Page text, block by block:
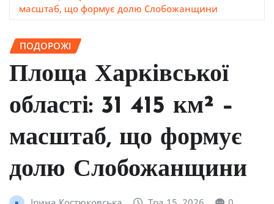
масштаб, що формує долю Слобожанщини
ПОДОРОЖІ
Площа Харківської
області: 31 415 км² –
масштаб, що формує
долю Слобожанщини